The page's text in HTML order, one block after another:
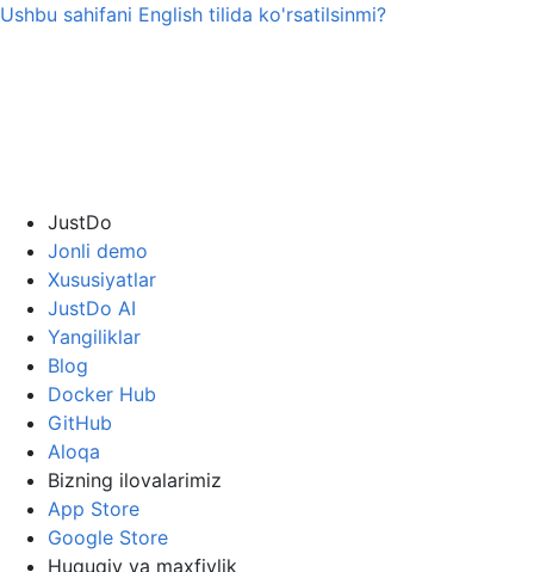
Ushbu sahifani English tilida ko'rsatilsinmi?
JustDo
Jonli demo
Xususiyatlar
JustDo AI
Yangiliklar
Blog
Docker Hub
GitHub
Aloqa
Bizning ilovalarimiz
App Store
Google Store
Huquqiy va maxfiylik